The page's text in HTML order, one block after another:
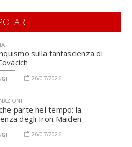
sulla fantascienza di
26/07/2026
parte nel tempo: la
degli Iron Maiden
26/07/2026